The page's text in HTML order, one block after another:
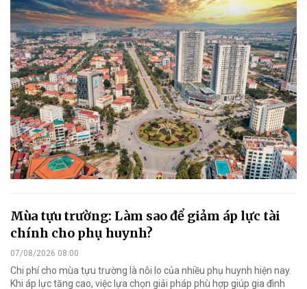
Mùa tựu trường: Làm sao để giảm áp lực tài
chính cho phụ huynh?
07/08/2026 08:00
Chi phí cho mùa tựu trường là nỗi lo của nhiều phụ huynh hiện nay.
Khi áp lực tăng cao, việc lựa chọn giải pháp phù hợp giúp gia đình